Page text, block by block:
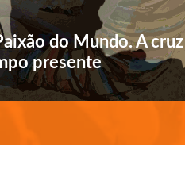
do Mundo. A
presente